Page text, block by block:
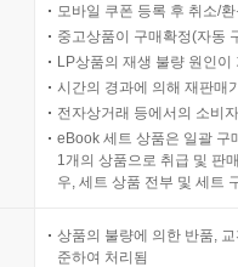
모바일 쿠폰 등록 후 취소/
중고상품이 구매확정(자동
LP상품의 재생 불량 원인
시간의 경과에 의해 재판매
전자상거래 등에서의 소비
eBook 세트 상품은 일괄 구
1개의 상품으로 취급 및 판
우, 세트 상품 전부 및 세트
상품의 불량에 의한 반품,
준하여 처리됨